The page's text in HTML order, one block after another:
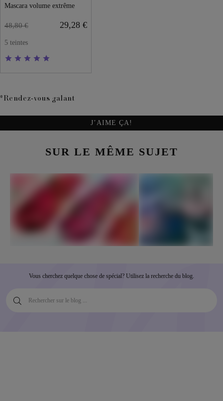
Mascara volume extrême
48,80 € 29,28 €
5 teintes
*Rendez-vous galant
J’AIME ÇA!
SUR LE MÊME SUJET
Vous cherchez quelque chose de spécial? Utilisez la recherche du blog.